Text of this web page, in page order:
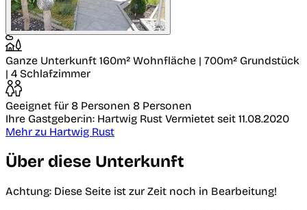
Ganze Unterkunft 160m² Wohnfläche | 700m² Grundstück
| 4 Schlafzimmer
Geeignet für 8 Personen 8 Personen
Ihre Gastgeber:in: Hartwig Rust Vermietet seit 11.08.2020
Mehr zu Hartwig Rust
Über diese Unterkunft
Achtung: Diese Seite ist zur Zeit noch in Bearbeitung!